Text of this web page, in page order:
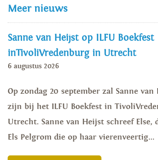
Meer nieuws
Sanne van Heijst op ILFU Boekfest
inTivoliVredenburg in Utrecht
6 augustus 2026
Op zondag 20 september zal Sanne
zijn bij het ILFU Boekfest in
Utrecht. Sanne van Heijst schreef Else,
Els Pelgrom die op haar vierenveertig...